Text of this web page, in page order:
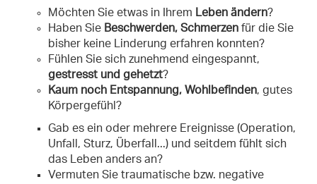
Möchten Sie etwas in Ihrem Leben ändern?
Haben Sie Beschwerden, Schmerzen für die Sie
bisher keine Linderung erfahren konnten?
Fühlen Sie sich zunehmend eingespannt,
gestresst und gehetzt?
Kaum noch Entspannung, Wohlbefinden, gutes
Körpergefühl?
Gab es ein oder mehrere Ereignisse (Operation,
Unfall, Sturz, Überfall...) und seitdem fühlt sich
das Leben anders an?
Vermuten Sie traumatische bzw. negative